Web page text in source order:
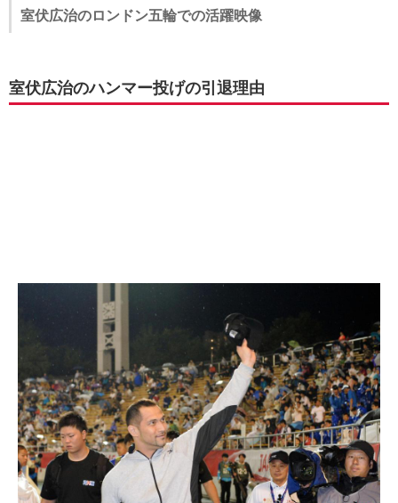
室伏広治のロンドン五輪での活躍映像
室伏広治のハンマー投げの引退理由